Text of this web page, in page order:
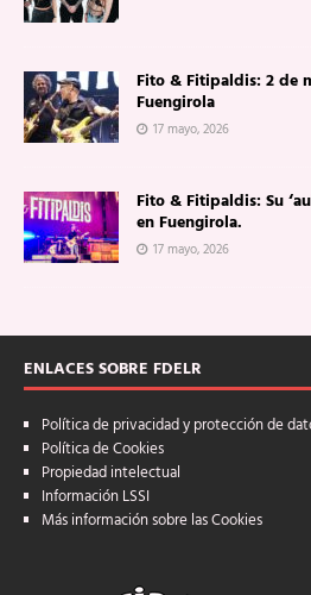
Fito & Fitipaldis: 2 de
Fuengirola
17 mayo, 2026
Fito & Fitipaldis: Su
en Fuengirola.
17 mayo, 2026
ENLACES SOBRE FDELR
Política de privacidad y protección de
Política de Cookies
Propiedad intelectual
Información LSSI
Más información sobre las Cookies